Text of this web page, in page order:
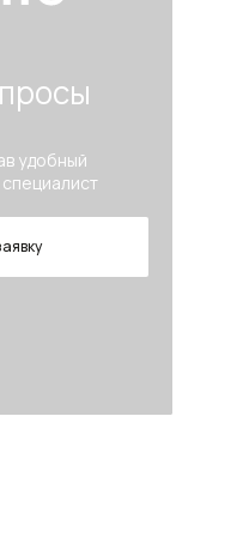
удобный